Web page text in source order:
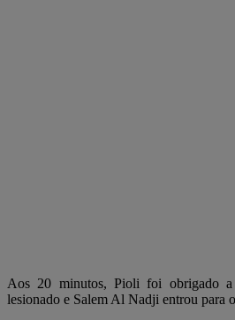
Aos 20 minutos, Pioli foi obrigado a
lesionado e Salem Al Nadji entrou para